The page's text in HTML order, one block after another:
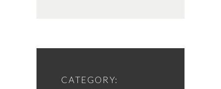
CATEGORY: